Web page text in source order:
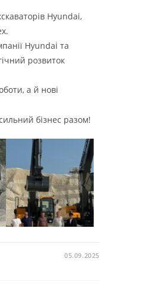
Hyundai,
Hyundai та
розвиток
а й нові
бізнес разом!
05.09.2025